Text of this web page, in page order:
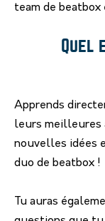
team de beatbox
Quel
Apprends
leurs meilleures
nouvelles idées
duo de beatbox !
Tu auras